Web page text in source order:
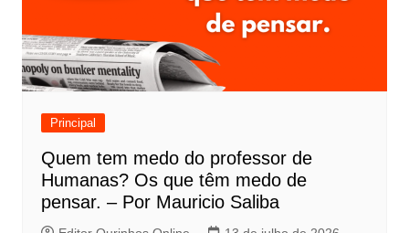
Principal
Quem tem medo do professor de
Humanas? Os que têm medo de
pensar. – Por Mauricio Saliba